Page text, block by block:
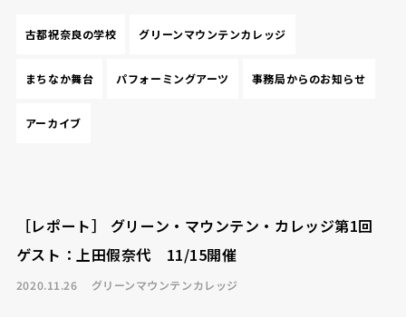
古都祝奈良の学校 グリーンマウンテンカレッジ
まちなか舞台 パフォーミングアーツ 事務局からのお知らせ
アーカイブ
［レポート］ グリーン・マウンテン・カレッジ第1回
ゲスト：上田假奈代 11/15開催
2020.11.26 グリーンマウンテンカレッジ